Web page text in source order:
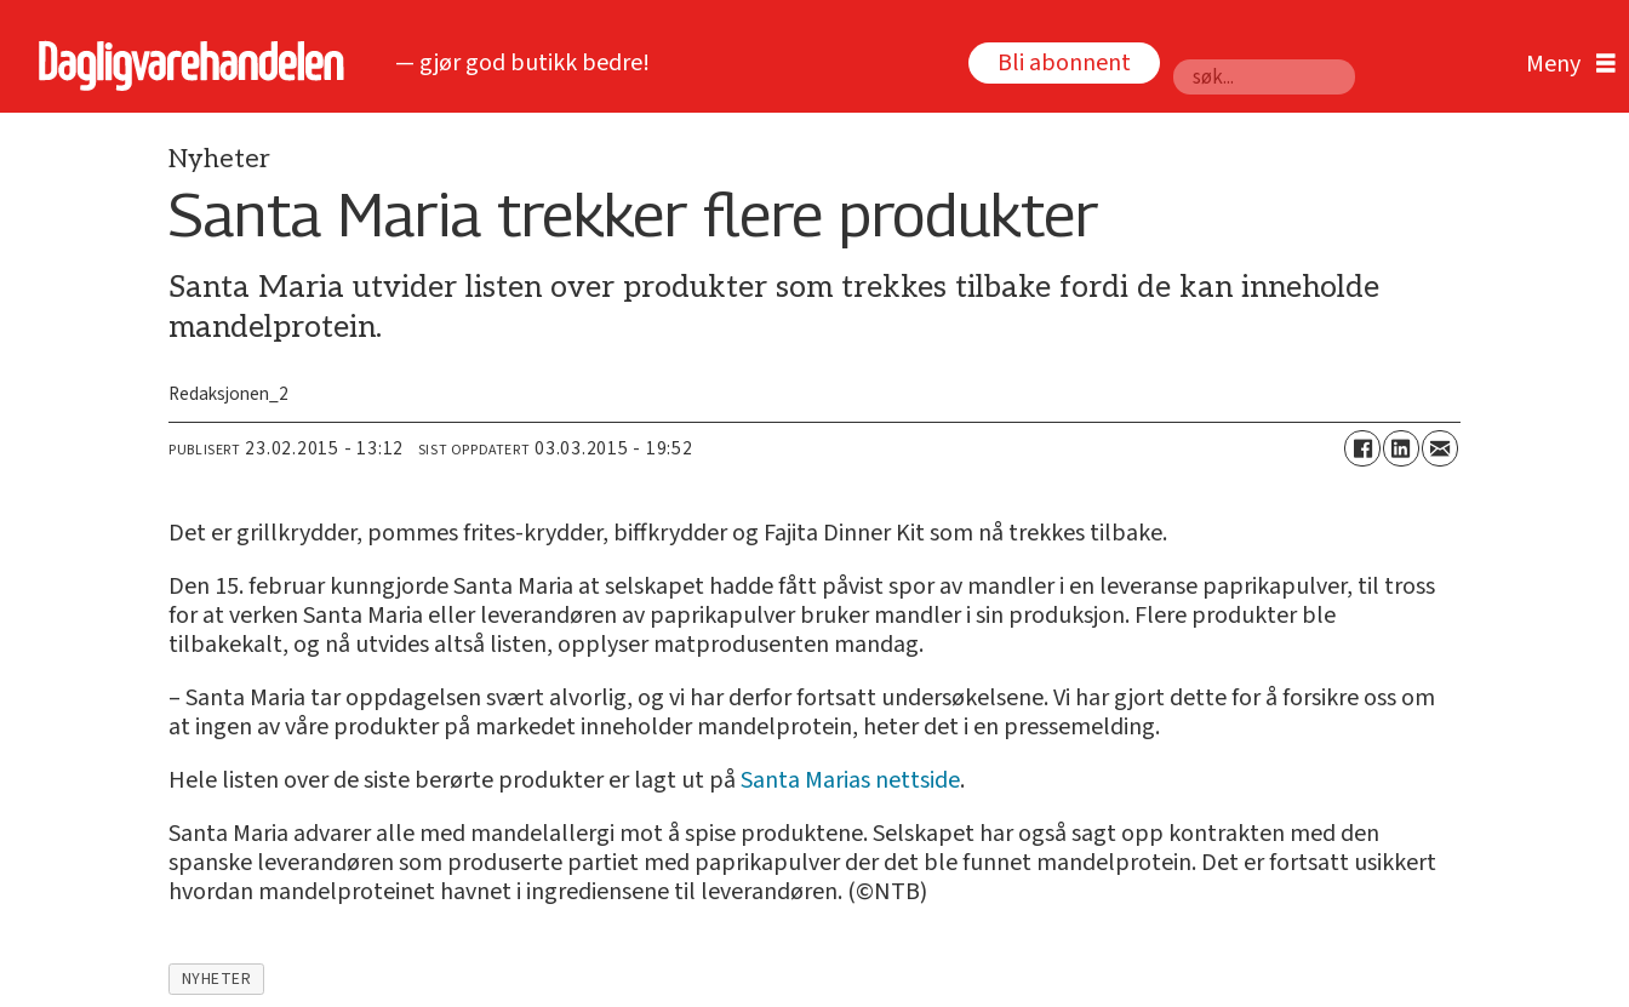
— gjør god butikk bedre! Bli abonnent
Søk
Nyheter
Santa Maria trekker flere produkter
Santa Maria utvider listen over produkter som trekkes tilbake fordi de kan inneholde
mandelprotein.
Redaksjonen_2
PUBLISERT 23.02.2015 - 13:12 SIST OPPDATERT 03.03.2015 - 19:52
Det er grillkrydder, pommes frites-krydder, biffkrydder og Fajita Dinner Kit som nå trekkes tilbake.
Den 15. februar kunngjorde Santa Maria at selskapet hadde fått påvist spor av mandler i en leveranse paprikapulver, til tross
for at verken Santa Maria eller leverandøren av paprikapulver bruker mandler i sin produksjon. Flere produkter ble
tilbakekalt, og nå utvides altså listen, opplyser matprodusenten mandag.
– Santa Maria tar oppdagelsen svært alvorlig, og vi har derfor fortsatt undersøkelsene. Vi har gjort dette for å forsikre oss om
at ingen av våre produkter på markedet inneholder mandelprotein, heter det i en pressemelding.
Hele listen over de siste berørte produkter er lagt ut påSanta Marias nettside.
Santa Maria advarer alle med mandelallergi mot å spise produktene. Selskapet har også sagt opp kontrakten med den
spanske leverandøren som produserte partiet med paprikapulver der det ble funnet mandelprotein. Det er fortsatt usikkert
hvordan mandelproteinet havnet i ingrediensene til leverandøren. (©NTB)
NYHETER